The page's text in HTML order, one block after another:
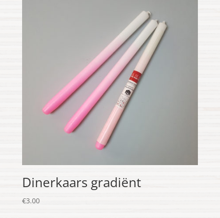
Dinerkaars gradiënt
€3.00